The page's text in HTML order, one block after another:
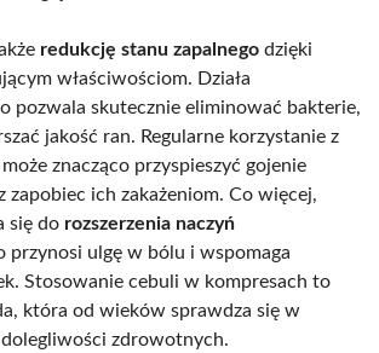
redukcję stanu zapalnego dzięki
właściwościom. Działa
pozwala skutecznie eliminować bakterie,
jakość ran. Regularne korzystanie z
znacząco przyspieszyć gojenie
zapobiec ich zakażeniom. Co więcej,
się do rozszerzenia naczyń
przynosi ulgę w bólu i wspomaga
Stosowanie cebuli w kompresach to
która od wieków sprawdza się w
dolegliwości zdrowotnych.